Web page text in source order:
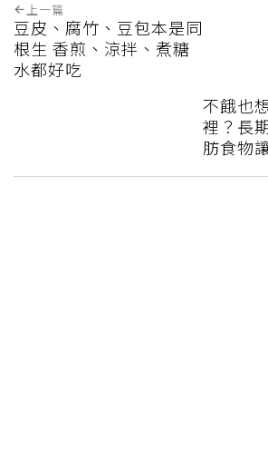
上一篇
豆皮、腐竹、豆包本是同
根生 香煎、涼拌、煮糖
水都好吃
不餓也
裡？長
肪食物